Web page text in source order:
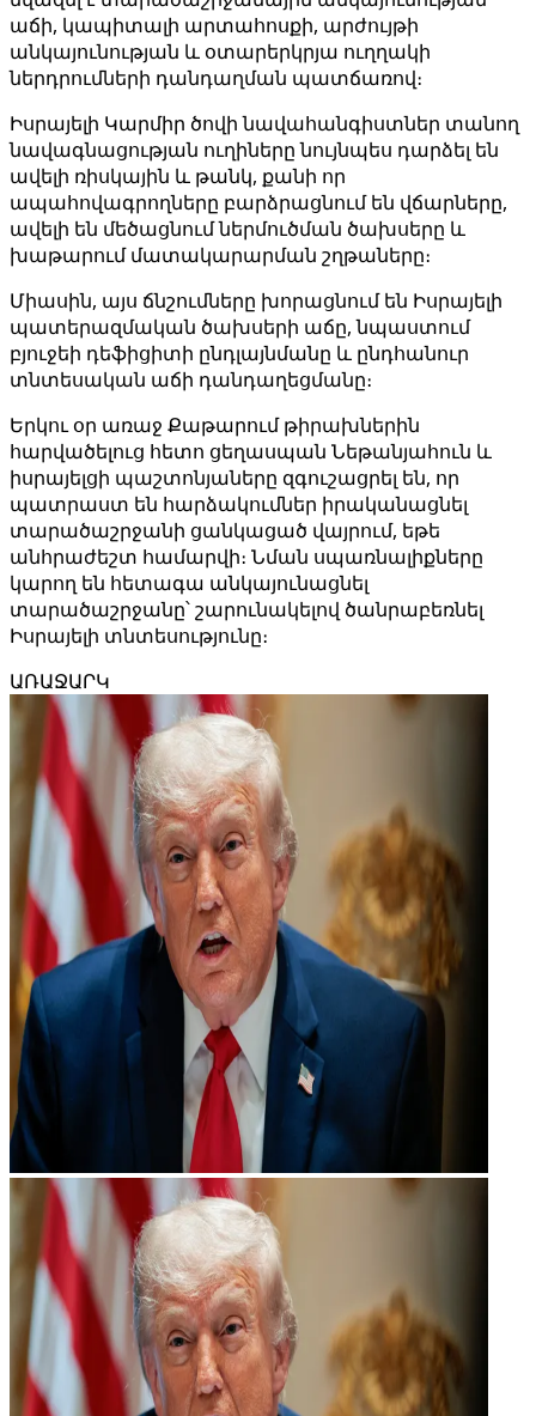
աճի, կապիտալի արտահոսքի, արժույթի
անկայունության և օտարերկրյա ուղղակի
ներդրումների դանդաղման պատճառով։
Իսրայելի Կարմիր ծովի նավահանգիստներ տանող
նավագնացության ուղիները նույնպես դարձել են
ավելի ռիսկային և թանկ, քանի որ
ապահովագրողները բարձրացնում են վճարները,
ավելի են մեծացնում ներմուծման ծախսերը և
խաթարում մատակարարման շղթաները։
Միասին, այս ճնշումները խորացնում են Իսրայելի
պատերազմական ծախսերի աճը, նպաստում
բյուջեի դեֆիցիտի ընդլայնմանը և ընդհանուր
տնտեսական աճի դանդաղեցմանը։
Երկու օր առաջ Քաթարում թիրախներին
հարվածելուց հետո ցեղասպան Նեթանյահուն և
իսրայելցի պաշտոնյաները զգուշացրել են, որ
պատրաստ են հարձակումներ իրականացնել
տարածաշրջանի ցանկացած վայրում, եթե
անհրաժեշտ համարվի։ Նման սպառնալիքները
կարող են հետագա անկայունացնել
տարածաշրջանը՝ շարունակելով ծանրաբեռնել
Իսրայելի տնտեսությունը։
ԱՌԱՋԱՐԿ